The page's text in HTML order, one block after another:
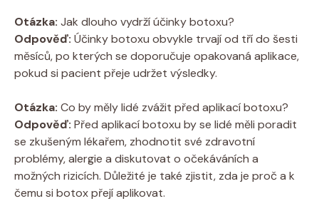
Otázka: Jak dlouho vydrží účinky botoxu?
Odpověď: Účinky botoxu obvykle trvají od tří do šesti
měsíců, po kterých se doporučuje opakovaná aplikace,
pokud si pacient přeje udržet výsledky.
Otázka: Co by měly lidé zvážit před aplikací botoxu?
Odpověď: Před aplikací botoxu by se lidé měli poradit
se zkušeným lékařem, zhodnotit své zdravotní
problémy, alergie a diskutovat o očekáváních a
možných rizicích. Důležité je také zjistit, zda je proč a k
čemu si botox přejí aplikovat.